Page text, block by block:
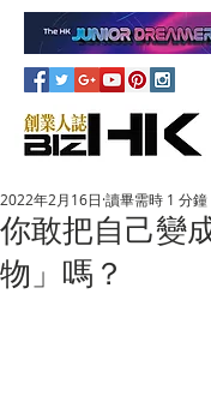
你敢把自己變
物」嗎？
2022年2月16日 讀畢需時 1 分鐘